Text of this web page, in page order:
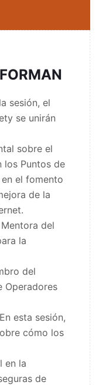
sesión, el
se unirán
sobre el
los Puntos de
el fomento
de la
del
la
del
Operadores
esta sesión,
cómo los
en la
de